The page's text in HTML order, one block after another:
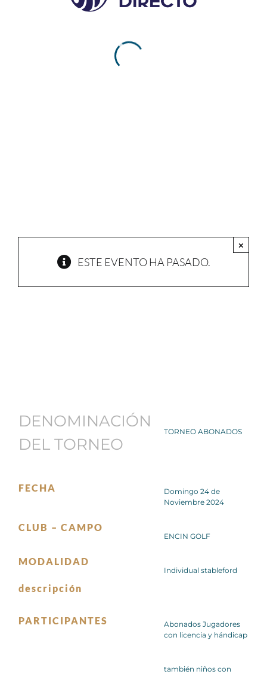
ESTE EVENTO HA PASADO.
×
DENOMINACIÓN
DEL TORNEO
TORNEO ABONADOS
FECHA
Domingo 24 de
Noviembre 2024
CLUB – CAMPO
ENCIN GOLF
MODALIDAD
Individual stableford
descripción
PARTICIPANTES
Abonados Jugadores
con licencia y hándicap
también niños con